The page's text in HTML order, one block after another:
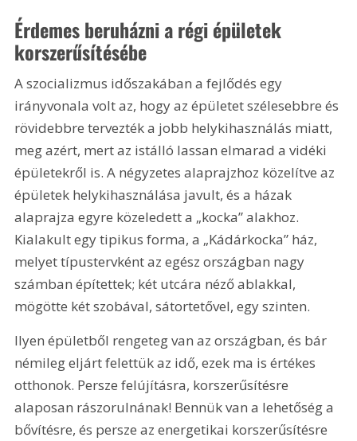
Érdemes beruházni a régi épületek
korszerűsítésébe
A szocializmus időszakában a fejlődés egy
irányvonala volt az, hogy az épületet szélesebbre és
rövidebbre tervezték a jobb helykihasználás miatt,
meg azért, mert az istálló lassan elmarad a vidéki
épületekről is. A négyzetes alaprajzhoz közelítve az
épületek helykihasználása javult, és a házak
alaprajza egyre közeledett a „kocka” alakhoz.
Kialakult egy tipikus forma, a „Kádárkocka” ház,
melyet típustervként az egész országban nagy
számban építettek; két utcára néző ablakkal,
mögötte két szobával, sátortetővel, egy szinten.
Ilyen épületből rengeteg van az országban, és bár
némileg eljárt felettük az idő, ezek ma is értékes
otthonok. Persze felújításra, korszerűsítésre
alaposan rászorulnának! Bennük van a lehetőség a
bővítésre, és persze az energetikai korszerűsítésre